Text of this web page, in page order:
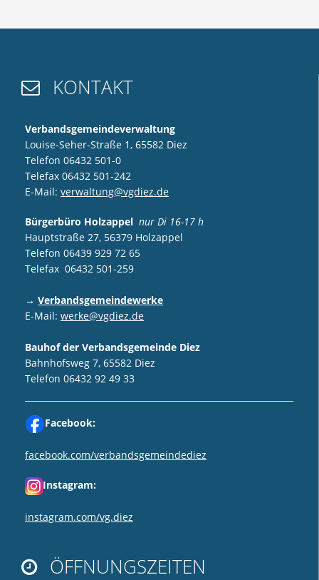
 KONTAKT
Verbandsgemeindeverwaltung
Louise-Seher-Straße 1, 65582 Diez
Telefon 06432 501-0
Telefax 06432 501-242
E-Mail: verwaltung@vgdiez.de
Bürgerbüro Holzappel nur Di 16-17 h
Hauptstraße 27, 56379 Holzappel
Telefon 06439 929 72 65
Telefax 06432 501-259
→ Verbandsgemeindewerke
E-Mail: werke@vgdiez.de
Bauhof der Verbandsgemeinde Diez
Bahnhofsweg 7, 65582 Diez
Telefon 06432 92 49 33
Facebook:
facebook.com/verbandsgemeindediez
Instagram:
instagram.com/vg.diez
 ÖFFNUNGSZEITEN